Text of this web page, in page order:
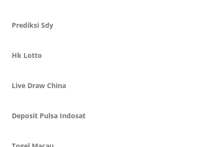
Prediksi Sdy
Hk Lotto
Live Draw China
Deposit Pulsa Indosat